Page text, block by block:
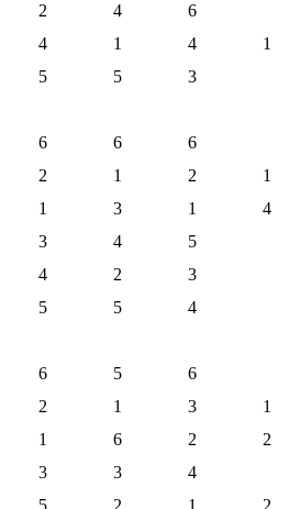
2 4
6
4 1 4
1
5 5
3
6 6
6
2 1 2
1
1 3 1
4
3 4
5
4 2
3
5 5
4
6 5
6
2 1 3
1
1 6 2
2
3 3
4
5 2 1
2